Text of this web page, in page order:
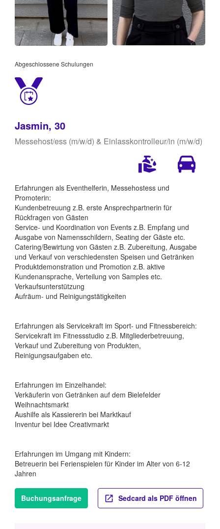
Abgeschlossene Schulungen
Jasmin, 30
Messehost/ess (m/w/d) & Einlasskontrolleur/in (m/w/d)
Erfahrungen als Eventhelferin, Messehostess und
Promoterin:
Kundenbetreuung z.B. erste Ansprechpartnerin für
Rückfragen von Gästen
Service- und Koordination von Events z.B. Empfang und
Ausgabe von Namensschildern, Seating der Gäste etc.
Catering/Bewirtung von Gästen z.B. Zubereitung, Ausgabe
und Verkauf von verschiedensten Speisen und Getränken
Produktdemonstration und Promotion z.B. aktive
Kundenansprache, Verteilung von Samples etc.
Verkaufsunterstützung
Aufräum- und Reinigungstätigkeiten
Erfahrungen als Servicekraft im Sport- und Fitnessbereich:
Servicekraft im Fitnessstudio z.B. Mitgliederbetreuung,
Verkauf und Zubereitung von Produkten,
Reinigungsaufgaben etc.
Erfahrungen im Einzelhandel:
Verkäuferin von Getränken auf dem Bielefelder
Weihnachtsmarkt
Aushilfe als Kassiererin bei Marktkauf
Inventur bei Idee Creativmarkt
Erfahrungen im Umgang mit Kindern:
Betreuerin bei Ferienspielen für Kinder im Alter von 6-12
Jahren
Buchungsanfrage Sedcard als PDF öffnen